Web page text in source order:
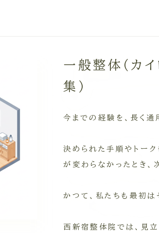
一般整体（カ
集）
今までの経験を、長く通
決められた手順やトー
が変わらなかったとき、
かつて、私たちも最初は
西新宿整体院では、見